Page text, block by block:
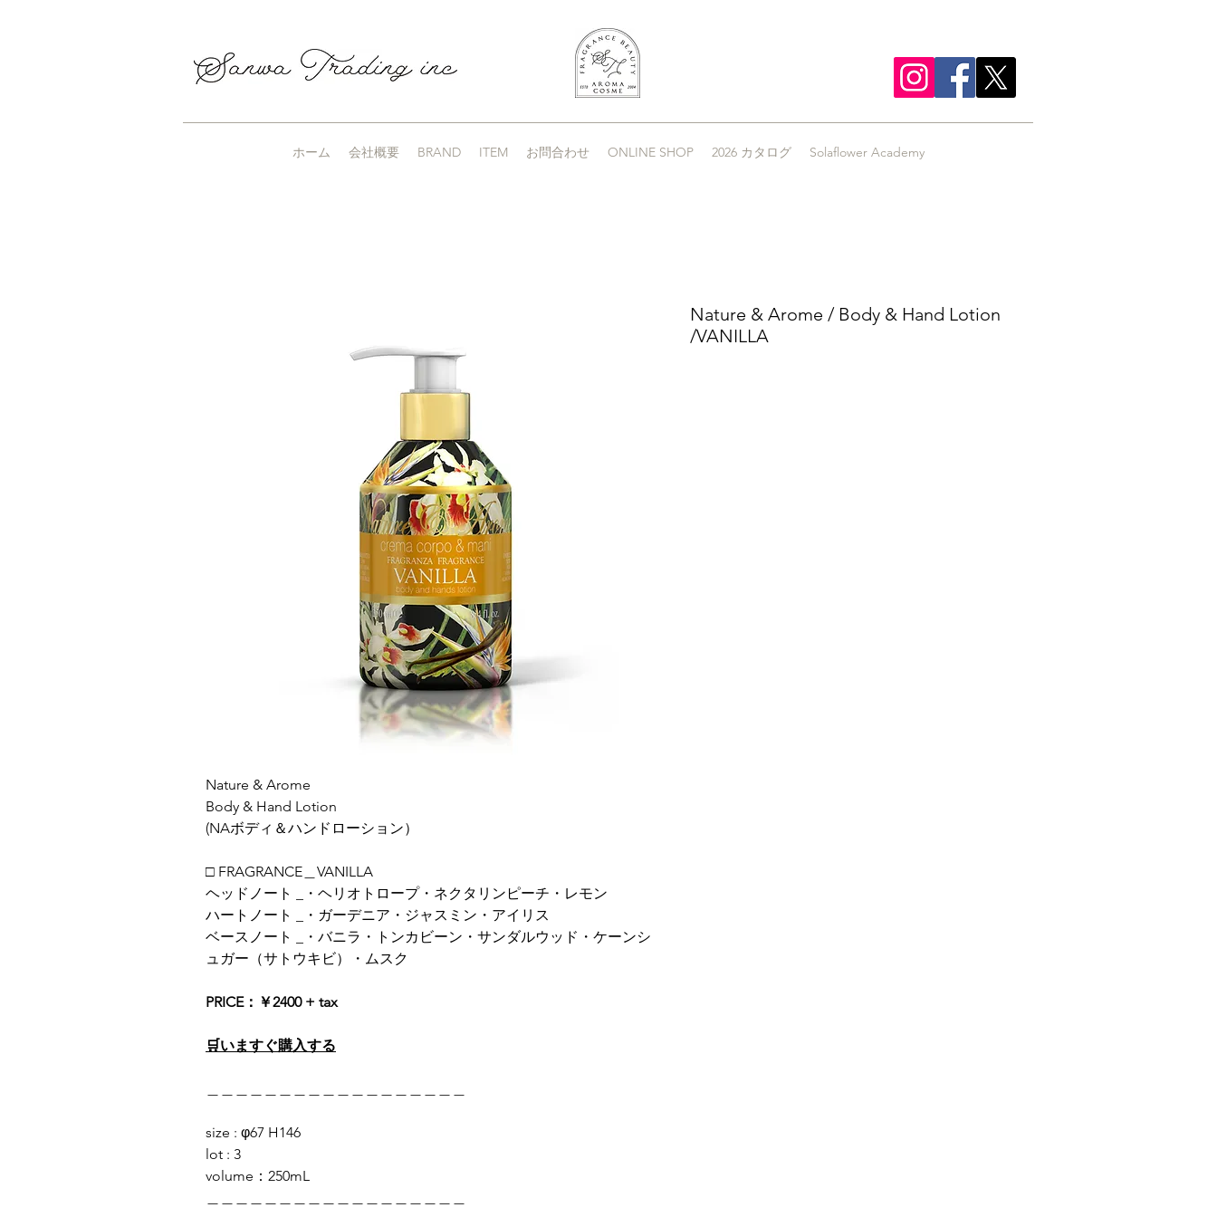
ホーム 会社概要 BRAND ITEM お問合わせ ONLINE SHOP 2026 カタログ Solaflower Academy
Nature & Arome
Body & Hand Lotion
(NAボディ＆ハンドローション）
□ FRAGRANCE＿VANILLA
ヘッドノート _・ヘリオトロープ・ネクタリンピーチ・レモン
ハートノート _・ガーデニア・ジャスミン・アイリス
ベースノート _・バニラ・トンカビーン・サンダルウッド・ケーンシ
ュガー（サトウキビ）・ムスク
PRICE：￥2400 + tax
🛒いますぐ購入する
size : φ67 H146
lot : 3
volume：250mL
Nature & Arome / Body & Hand Lotion
/VANILLA